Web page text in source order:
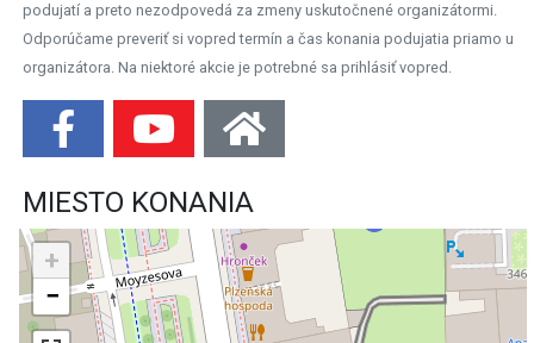
podujatí a preto nezodpovedá za zmeny uskutočnené organizátormi.
Odporúčame preveriť si vopred termín a čas konania podujatia priamo u
organizátora. Na niektoré akcie je potrebné sa prihlásiť vopred.
MIESTO KONANIA
+
−